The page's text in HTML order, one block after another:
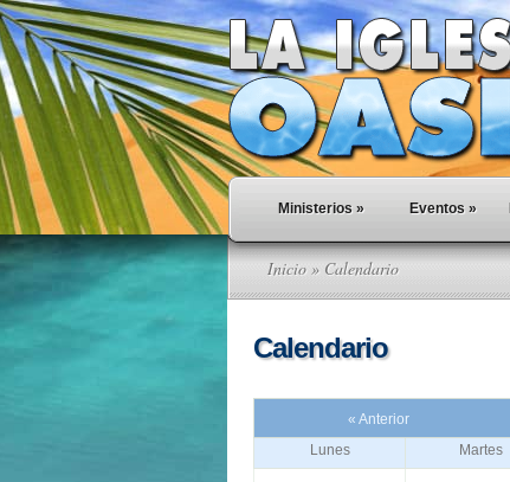
Ministerios » Eventos »
Inicio » Calendario
Calendario
« Anterior
Lunes
Martes